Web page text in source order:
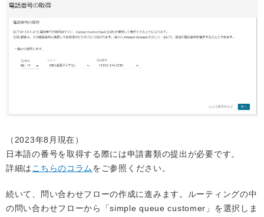
（2023年8月現在）
日本語の番号を取得する際には申請書類の提出が必要です。
詳細は こちらのコラムをご参照ください。
続いて、問い合わせフローの作成に進みます。ルーティングの中
の問い合わせフローから「simple queue customer」を選択しま